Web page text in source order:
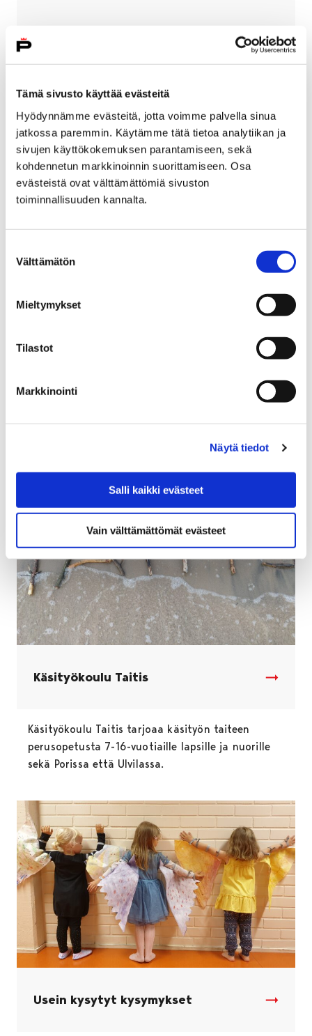
Tämä sivusto käyttää evästeitä
Hyödynnämme evästeitä, jotta voimme palvella sinua
jatkossa paremmin. Käytämme tätä tietoa analytiikan ja
sivujen käyttökokemuksen parantamiseen, sekä
kohdennetun markkinoinnin suorittamiseen. Osa
evästeistä ovat välttämättömiä sivuston
toiminnallisuuden kannalta.
valinta
Välttämätön
Mieltymykset
Tilastot
Markkinointi
Näytä tiedot
Salli kaikki evästeet
Vain välttämättömät evästeet
maksamaan kurssimaksun. Kurssimaksun voi
maksaa verkossa ilmoittautumisen yhteydessä tai
sähköpostiin tulevan maksulinkin kautta.
Tarkempaa tietoa opiston käytännöistä ja
Käsityökoulu Taitis
Käsityökoulu Taitis tarjoaa käsityön taiteen
perusopetusta 7-16-vuotiaille lapsille ja nuorille
sekä Porissa että Ulvilassa.
Usein kysytyt kysymykset